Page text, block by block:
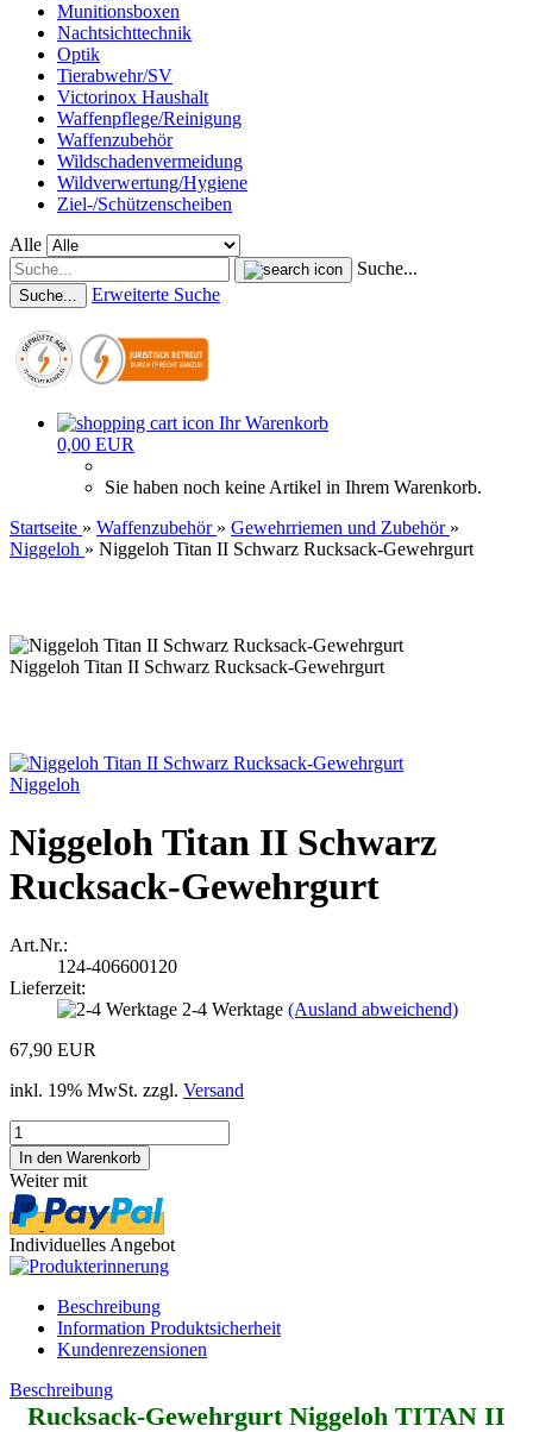
Munitionsboxen
Nachtsichttechnik
Optik
Tierabwehr/SV
Victorinox Haushalt
Waffenpflege/Reinigung
Waffenzubehör
Wildschadenvermeidung
Wildverwertung/Hygiene
Ziel-/Schützenscheiben
Alle
Suche...
Suche... Erweiterte Suche
Ihr Warenkorb
0,00 EUR
Sie haben noch keine Artikel in Ihrem Warenkorb.
Startseite » Waffenzubehör » Gewehrriemen und Zubehör »
Niggeloh » Niggeloh Titan II Schwarz Rucksack-Gewehrgurt
Niggeloh Titan II Schwarz Rucksack-Gewehrgurt
Niggeloh
Niggeloh Titan II Schwarz
Rucksack-Gewehrgurt
Art.Nr.:
124-406600120
Lieferzeit:
2-4 Werktage (Ausland abweichend)
67,90 EUR
inkl. 19% MwSt. zzgl. Versand
Weiter mit
Individuelles Angebot
Beschreibung
Information Produktsicherheit
Kundenrezensionen
Beschreibung
Rucksack-Gewehrgurt Niggeloh TITAN II